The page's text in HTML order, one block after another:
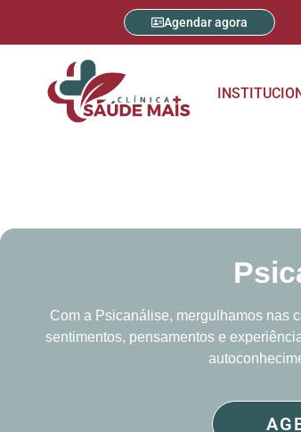
Agendar agora
Com a Psicanálise, mergulhamos nas
sentimentos, pensamentos e